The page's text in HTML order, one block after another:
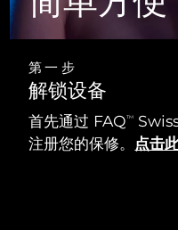
第一步
解锁设备
首先通过 FAQTM
注册您的保修。 点击